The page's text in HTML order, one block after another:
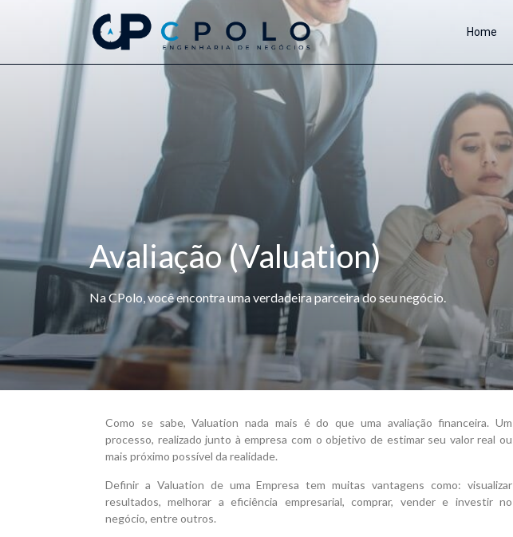
Home
Avaliação (Valuation)
Na CPolo, você encontra uma verdadeira parceira do seu negócio.
Como se sabe, Valuation nada mais é do que uma avaliação financeira. Um
processo, realizado junto à empresa com o objetivo de estimar seu valor real ou
mais próximo possível da realidade.
Definir a Valuation de uma Empresa tem muitas vantagens como: visualizar
resultados, melhorar a eficiência empresarial, comprar, vender e investir no
negócio, entre outros.